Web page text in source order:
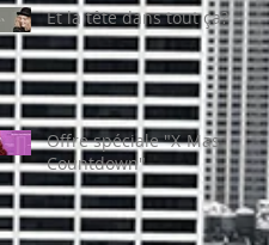
Et la tête dans tout ça?
Offre spéciale "X-Mas
Countdown"